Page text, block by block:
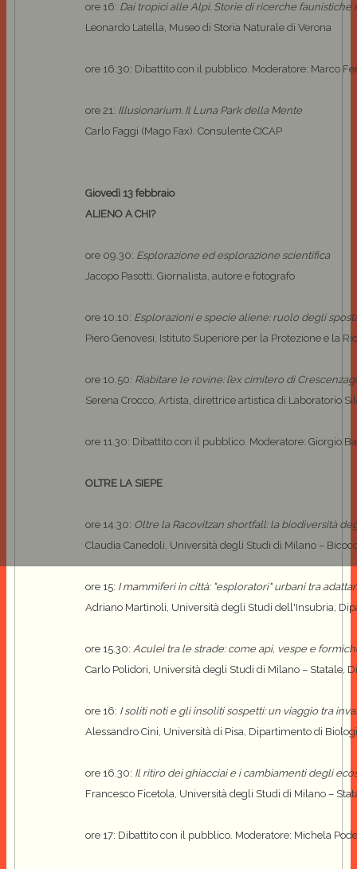
ore 16: Dai tropici alle Alpi. Storie di ricerche
Leonardo Latella, Museo di Storia Naturale di Verona
ore 16.30: Dibattito con il pubblico. Moderatore: Marco
ore 21: Illusionarium. Il Luna Park della Mente
Carlo Faggi (Mago Fax). Consulente CICAP
Giovedì 13 febbraio
ALIENO A CHI?
ore 09.30: Esplorazione ed esplorazione scientifica
Jacopo Pasotti, Giornalista, autore e fotografo
ore 10.10: Esplorazioni e specie aliene: ruolo degli
Piero Genovesi, Istituto Superiore per la Protezione e la
ore 10.50: Riabitare le rovine: l’ex cimitero di
Serena Crocco, Artista, direttrice artistica di Laboratorio
ore 11.30: Dibattito con il pubblico. Moderatore: Giorgio
OLTRE LA SIEPE
ore 14.30: Oltre la Racovitzan shortfall: la biodiversità
Claudia Canedoli, Università degli Studi di Milano –
ore 15: I mammiferi in città: "esploratori" urbani tra
Adriano Martinoli, Università degli Studi dell'Insubria,
ore 15.30: Aculei tra le strade: come api, vespe e
Carlo Polidori, Università degli Studi di Milano – Statale,
ore 16: I soliti noti e gli insoliti sospetti: un viaggio tra
Alessandro Cini, Università di Pisa, Dipartimento di
ore 16.30: Il ritiro dei ghiacciai e i cambiamenti degli
Francesco Ficetola, Università degli Studi di Milano –
ore 17: Dibattito con il pubblico. Moderatore: Michela